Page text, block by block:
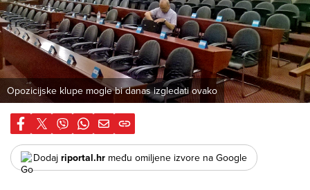
Opozicijske klupe mogle bi danas izgledati ovako
Dodaj riportal.hr među omiljene izvore na Google